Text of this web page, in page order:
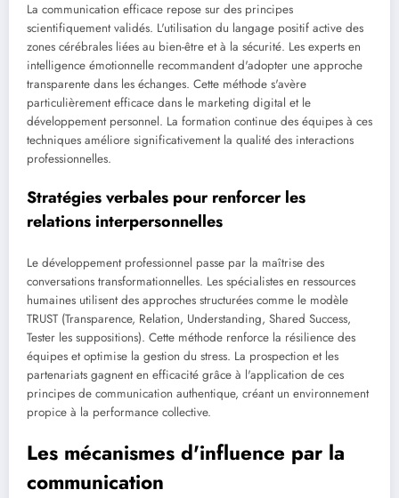
La communication efficace repose sur des principes
scientifiquement validés. L'utilisation du langage positif active des
zones cérébrales liées au bien-être et à la sécurité. Les experts en
intelligence émotionnelle recommandent d'adopter une approche
transparente dans les échanges. Cette méthode s'avère
particulièrement efficace dans le marketing digital et le
développement personnel. La formation continue des équipes à ces
techniques améliore significativement la qualité des interactions
professionnelles.
Stratégies verbales pour renforcer les
relations interpersonnelles
Le développement professionnel passe par la maîtrise des
conversations transformationnelles. Les spécialistes en ressources
humaines utilisent des approches structurées comme le modèle
TRUST (Transparence, Relation, Understanding, Shared Success,
Tester les suppositions). Cette méthode renforce la résilience des
équipes et optimise la gestion du stress. La prospection et les
partenariats gagnent en efficacité grâce à l'application de ces
principes de communication authentique, créant un environnement
propice à la performance collective.
Les mécanismes d'influence par la
communication